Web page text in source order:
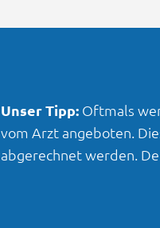
Unser Tipp: Oftmals
vom Arzt angeboten.
abgerechnet werden.